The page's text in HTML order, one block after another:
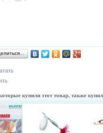
купили этот товар, также